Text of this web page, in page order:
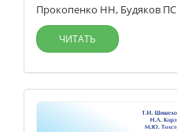
Прокопенко НН, Будяков ПС
ЧИТАТЬ